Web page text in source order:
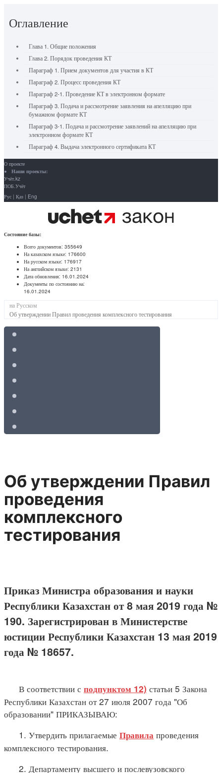
Оглавление
Глава 1. Общие положения
Глава 2. Порядок проведения КТ
Параграф 1. Прием документов для участия в КТ
Параграф 2. Процесс проведения КТ
Параграф 2-1. Проведение КТ в электронном формате
Параграф 3. Подача и рассмотрение заявления на апелляцию при
бумажном формате КТ
Параграф 3-1. Подача и рассмотрение заявлений на апелляцию при
электронном формате КТ
Параграф 4. Выдача электронного сертификата КТ
О проекте
Наши проекты:
Учёт.kz
ПОБ.Учёт
Рус | Қаз | Eng
Состояние базы:
Всего документов: 355649
На казахском языке: 176600
На русском языке: 176917
На английском языке: 2131
Дата обновления: 16.01.2024
Документы по состоянию на:
16.01.2024
на Русском
Об утверждении Правил проведения комплексного тестирования
Об утверждении Правил
проведения
комплексного
тестирования
Приказ Министра образования и науки
Республики Казахстан от 8 мая 2019 года №
190. Зарегистрирован в Министерстве
юстиции Республики Казахстан 13 мая 2019
года № 18657.
В соответствии с подпунктом 12) статьи 5 Закона
Республики Казахстан от 27 июля 2007 года "Об
образовании" ПРИКАЗЫВАЮ:
1. Утвердить прилагаемые Правила проведения
комплексного тестирования.
2. Департаменту высшего и послевузовского